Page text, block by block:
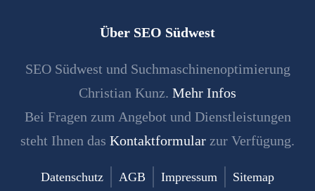
Über SEO Südwest
SEO Südwest und Suchmaschinenoptimierung
Christian Kunz. Mehr Infos
Bei Fragen zum Angebot und Dienstleistungen
steht Ihnen das Kontaktformular zur Verfügung.
Datenschutz AGB Impressum Sitemap